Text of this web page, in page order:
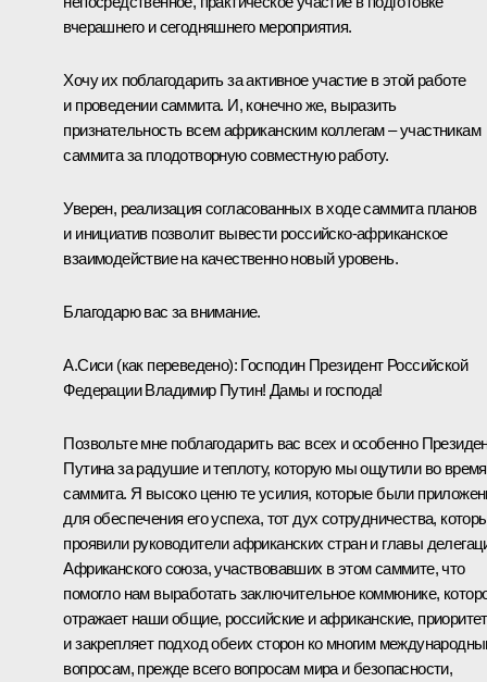
вчерашнего и сегодняшнего мероприятия.
Хочу их поблагодарить за активное участие в этой работе
и проведении саммита. И, конечно же, выразить
признательность всем африканским коллегам – участникам
саммита за плодотворную совместную работу.
Уверен, реализация согласованных в ходе саммита планов
и инициатив позволит вывести российско-африканское
взаимодействие на качественно новый уровень.
Благодарю вас за внимание.
А.Сиси (как переведено): Господин Президент Российской
Федерации Владимир Путин! Дамы и господа!
Позвольте мне поблагодарить вас всех и особенно
Путина за радушие и теплоту, которую мы ощутили во время
саммита. Я высоко ценю те усилия, которые были
для обеспечения его успеха, тот дух сотрудничества,
проявили руководители африканских стран и главы
Африканского союза, участвовавших в этом саммите, что
помогло нам выработать заключительное коммюнике,
отражает наши общие, российские и африканские,
и закрепляет подход обеих сторон ко многим
вопросам, прежде всего вопросам мира и безопасности,